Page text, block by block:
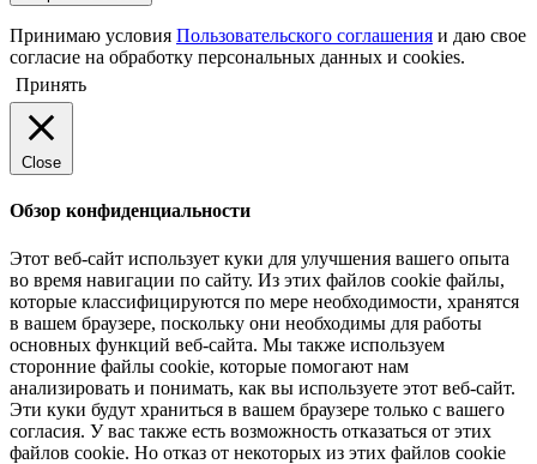
Принимаю условия Пользовательского соглашения и даю свое
согласие на обработку персональных данных и cookies.
Принять
Close
Обзор конфиденциальности
Этот веб-сайт использует куки для улучшения вашего опыта
во время навигации по сайту. Из этих файлов cookie файлы,
которые классифицируются по мере необходимости, хранятся
в вашем браузере, поскольку они необходимы для работы
основных функций веб-сайта. Мы также используем
сторонние файлы cookie, которые помогают нам
анализировать и понимать, как вы используете этот веб-сайт.
Эти куки будут храниться в вашем браузере только с вашего
согласия. У вас также есть возможность отказаться от этих
файлов cookie. Но отказ от некоторых из этих файлов cookie